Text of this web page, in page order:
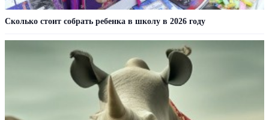
Сколько стоит собрать ребенка в школу в 2026 году